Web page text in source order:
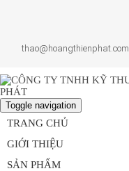
thao@hoangthienphat.com
Toggle navigation
TRANG CHỦ
GIỚI THIỆU
SẢN PHẨM